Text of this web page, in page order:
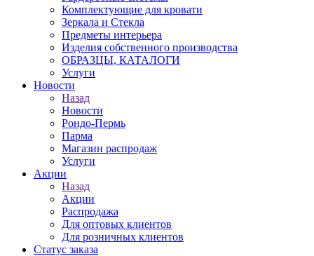
Комплектующие для кровати
Зеркала и Стекла
Предметы интерьера
Изделия собственного производства
ОБРАЗЦЫ, КАТАЛОГИ
Услуги
Новости
Назад
Новости
Рондо-Пермь
Парма
Магазин распродаж
Услуги
Акции
Назад
Акции
Распродажа
Для оптовых клиентов
Для розничных клиентов
Статус заказа